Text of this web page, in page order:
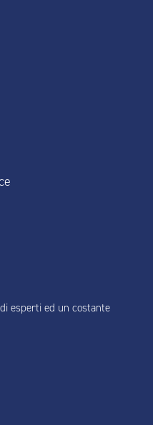
esperti ed un costante